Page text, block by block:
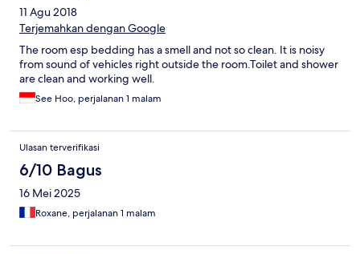
11 Agu 2018
Terjemahkan dengan Google
The room esp bedding has a smell and not so clean. It is noisy
from sound of vehicles right outside the room.Toilet and shower
are clean and working well.
See Hoo, perjalanan 1 malam
Ulasan terverifikasi
6/10 Bagus
16 Mei 2025
Roxane, perjalanan 1 malam